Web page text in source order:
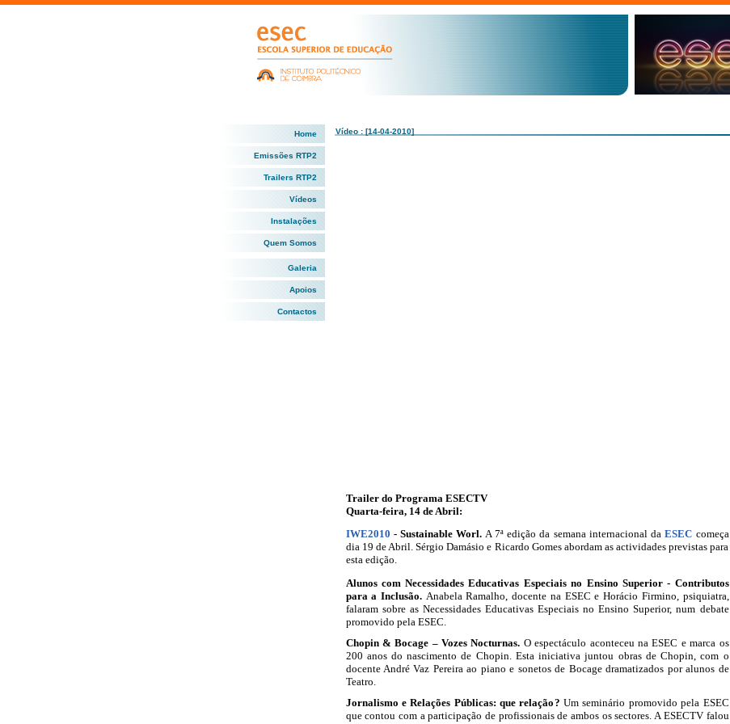
Home
Emissões RTP2
Trailers RTP2
Vídeos
Instalações
Quem Somos
Galeria
Apoios
Contactos
Vídeo : [14-04-2010]
Trailer do Programa ESECTV
Quarta-feira, 14 de Abril:
IWE2010 - Sustainable Worl. A7ª edição da semana internacional daESEC começa
dia 19 de Abril. Sérgio Damásio e Ricardo Gomes abordam as actividades previstas para
esta edição.
Alunos com Necessidades Educativas Especiais no Ensino Superior - Contributos
para a Inclusão. Anabela Ramalho, docente na ESEC e Horácio Firmino, psiquiatra,
falaram sobre as Necessidades Educativas Especiais no Ensino Superior, num debate
promovido pela ESEC.
Chopin & Bocage – Vozes Nocturnas. Oespectáculo aconteceu na ESEC e marca os
200 anos do nascimento de Chopin. Esta iniciativa juntou obras de Chopin, com o
docente André Vaz Pereira ao piano e sonetos de Bocage dramatizados por alunos de
Teatro.
Jornalismo e Relações Públicas: que relação? Um seminário promovido pela ESEC
que contou com a participação de profissionais de ambos os sectores. A ESECTV falou